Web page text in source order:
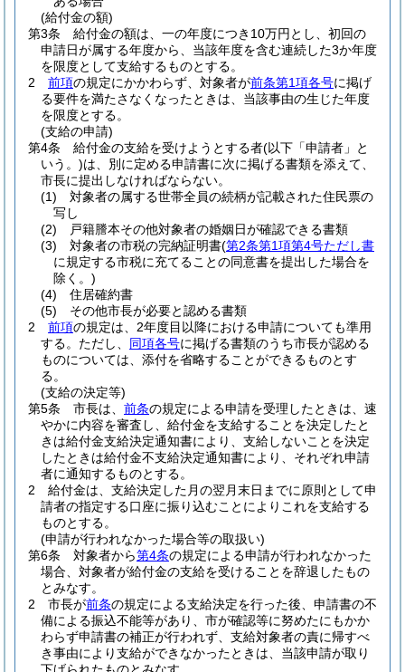
(給付金の額)
第3条
給付金の額は、一の年度につき10万円とし、初回の
申請日が属する年度から、当該年度を含む連続した3か年度
を限度として支給するものとする。
2
前項の規定にかかわらず、対象者が前条第1項各号に掲げ
る要件を満たさなくなったときは、当該事由の生じた年度
を限度とする。
(支給の申請)
第4条
給付金の支給を受けようとする者(以下「申請者」と
いう。)は、別に定める申請書に次に掲げる書類を添えて、
市長に提出しなければならない。
(1)
対象者の属する世帯全員の続柄が記載された住民票の
写し
(2)
戸籍謄本その他対象者の婚姻日が確認できる書類
(3)
対象者の市税の完納証明書(第2条第1項第4号ただし書
に規定する市税に充てることの同意書を提出した場合を
除く。)
(4)
住居確約書
(5)
その他市長が必要と認める書類
2
前項の規定は、2年度目以降における申請についても準用
する。 ただし、 同項各号に掲げる書類のうち市長が認める
ものについては、添付を省略することができるものとす
る。
(支給の決定等)
第5条
市長は、 前条の規定による申請を受理したときは、速
やかに内容を審査し、給付金を支給することを決定したと
きは給付金支給決定通知書により、支給しないことを決定
したときは給付金不支給決定通知書により、それぞれ申請
者に通知するものとする。
2
給付金は、支給決定した月の翌月末日までに原則として申
請者の指定する口座に振り込むことによりこれを支給する
ものとする。
(申請が行われなかった場合等の取扱い)
第6条
対象者から第4条の規定による申請が行われなかった
場合、対象者が給付金の支給を受けることを辞退したもの
とみなす。
2
市長が前条の規定による支給決定を行った後、申請書の不
備による振込不能等があり、市が確認等に努めたにもかか
わらず申請書の補正が行われず、支給対象者の責に帰すべ
き事由により支給ができなかったときは、当該申請が取り